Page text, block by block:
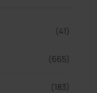
(41)
(665)
(183)